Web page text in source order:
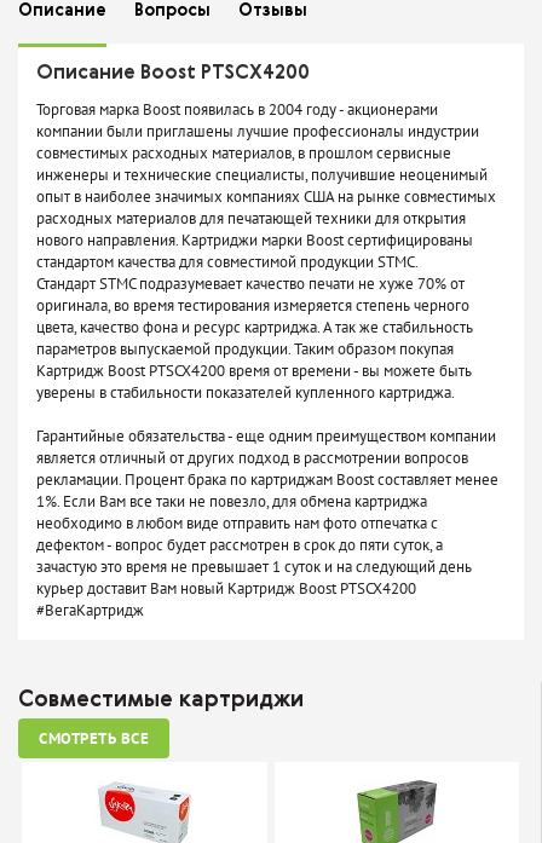
Описание Вопросы Отзывы
Описание Boost PTSCX4200
Торговая марка Boost появилась в 2004 году - акционерами
компании были приглашены лучшие профессионалы индустрии
совместимых расходных материалов, в прошлом сервисные
инженеры и технические специалисты, получившие неоценимый
опыт в наиболее значимых компаниях США на рынке совместимых
расходных материалов для печатающей техники для открытия
нового направления. Картриджи марки Boost сертифицированы
стандартом качества для совместимой продукции STMC.
Стандарт STMC подразумевает качество печати не хуже 70% от
оригинала, во время тестирования измеряется степень черного
цвета, качество фона и ресурс картриджа. А так же стабильность
параметров выпускаемой продукции. Таким образом покупая
Картридж Boost PTSCX4200 время от времени - вы можете быть
уверены в стабильности показателей купленного картриджа.
Гарантийные обязательства - еще одним преимуществом компании
является отличный от других подход в рассмотрении вопросов
рекламации. Процент брака по картриджам Boost составляет менее
1%. Если Вам все таки не повезло, для обмена картриджа
необходимо в любом виде отправить нам фото отпечатка с
дефектом - вопрос будет рассмотрен в срок до пяти суток, а
зачастую это время не превышает 1 суток и на следующий день
курьер доставит Вам новый Картридж Boost PTSCX4200
#ВегаКартридж
Совместимые картриджи
СМОТРЕТЬ ВСЕ